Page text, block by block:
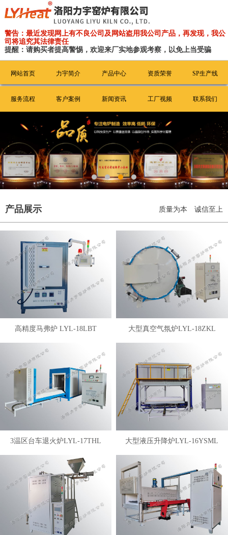
警告：最近发现网上有不良公司及网站盗用我公司产品，再发现，我公
司将追究其法律责任
提醒：请购买者提高警惕，欢迎来厂实地参观考察，以免上当受骗
网站首页 力宇简介 产品中心 资质荣誉 SP生产线
服务流程 客户案例 新闻资讯 工厂视频 联系我们
产品展示 质量为本 诚信至上
高精度马弗炉 LYL-18LBT 大型真空气氛炉LYL-18ZKL
3温区台车退火炉LYL-17THL 大型液压升降炉LYL-16YSML